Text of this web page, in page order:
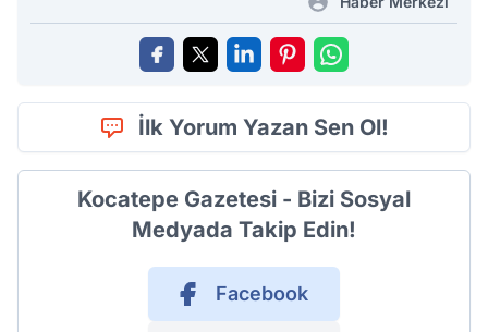
İlk Yorum Yazan Sen Ol!
Kocatepe Gazetesi - Bizi Sosyal
Medyada Takip Edin!
Facebook